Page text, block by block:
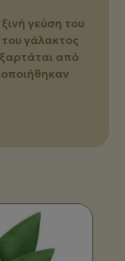
γεύση του
γάλακτος
από